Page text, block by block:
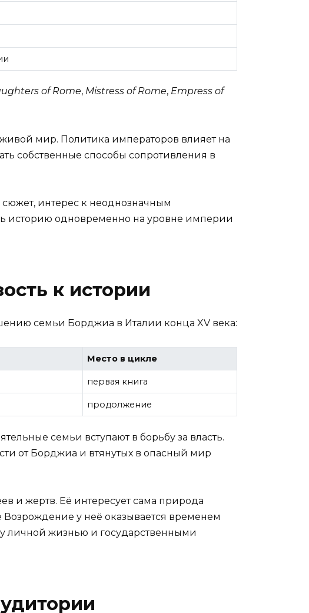
of Rome, Mistress of Rome, Empress of
мир. Политика императоров влияет на
собственные способы сопротивления в
интерес к неоднозначным
историю одновременно на уровне империи
к истории
семьи Борджиа в Италии конца XV века:
Место в цикле
первая книга
продолжение
семьи вступают в борьбу за власть.
от Борджиа и втянутых в опасный мир
и жертв. Её интересует сама природа
Возрождение у неё оказывается временем
личной жизнью и государственными